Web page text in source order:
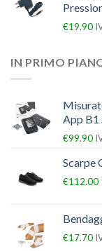
€19.90
IN PRIMO
App B1
€99.90
Scarpe
€112.00
€17.70